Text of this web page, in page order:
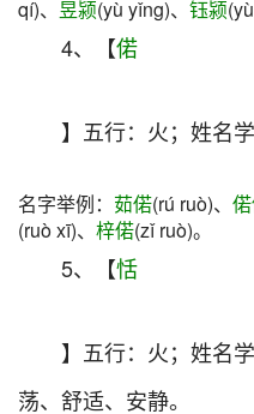
qí)、 昱颍(yù yǐng)、 钰颍
4、【偌
】五行：火；姓名
名字举例： 茹偌(rú ruò)、
(ruò xī)、 梓偌(zǐ ruò)。
5、【恬
】五行：火；姓名
荡、舒适、安静。